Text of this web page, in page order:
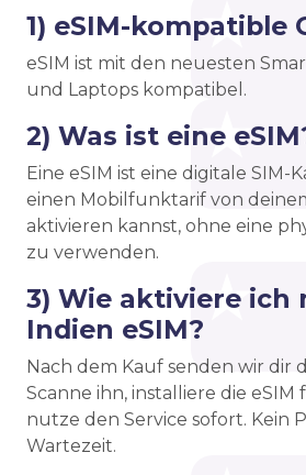
1) eSIM-kompatible
eSIM ist mit den neuesten
und Laptops kompatibel.
2) Was ist eine
Eine eSIM ist eine digitale SIM-
einen Mobilfunktarif von
aktivieren kannst, ohne eine
zu verwenden.
3) Wie aktiviere ich
Indien eSIM?
Nach dem Kauf senden wir dir
Scanne ihn, installiere die
nutze den Service sofort. Kein
Wartezeit.